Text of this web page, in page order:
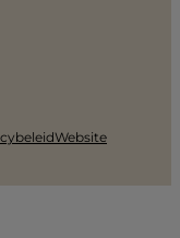
Website